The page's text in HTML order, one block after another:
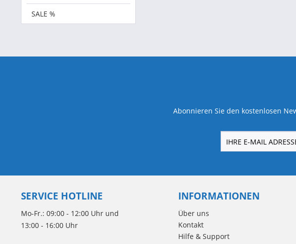
SALE %
Abonnieren Sie den kostenlosen
SERVICE HOTLINE
Mo-Fr.: 09:00 - 12:00 Uhr und
13:00 - 16:00 Uhr
INFORMATIONEN
Über uns
Kontakt
Hilfe & Support